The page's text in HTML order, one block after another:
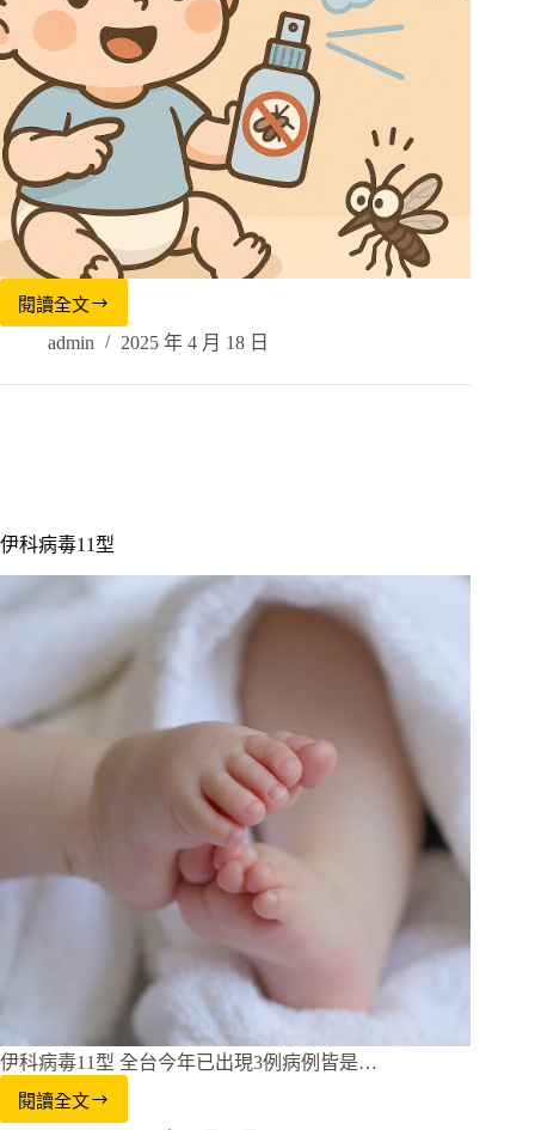
閱讀全文
admin 2025 年 4 月 18 日
伊科病毒11型
伊科病毒11型 全台今年已出現3例病例皆是…
閱讀全文